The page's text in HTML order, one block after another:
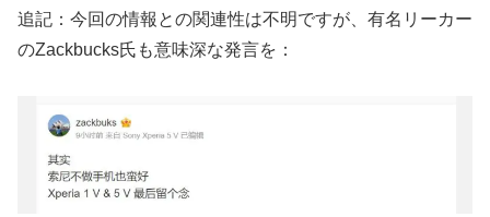
追記：今回の情報との関連性は不明ですが、有名リーカー
のZackbucks氏も意味深な発言を：